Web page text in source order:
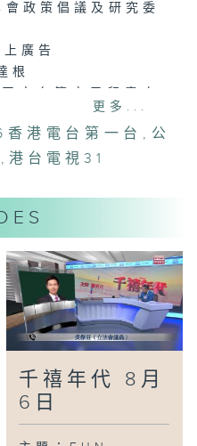
政策倡議及研究委
廣告
根
科學主任 羅曉輝
整體承租模式 三新
杰
雄
高級獸醫師(動物管
結中亞訪問行程
山
更多...
港電台第一台 , 公
,港台電視31
千禧年代 8月
6日